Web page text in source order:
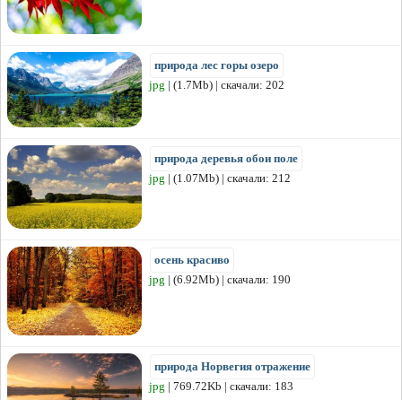
природа лес горы озеро
jpg | (1.7Mb) | скачали: 202
природа деревья обои поле
jpg | (1.07Mb) | скачали: 212
осень красиво
jpg | (6.92Mb) | скачали: 190
природа Норвегия отражение
jpg | 769.72Kb | скачали: 183